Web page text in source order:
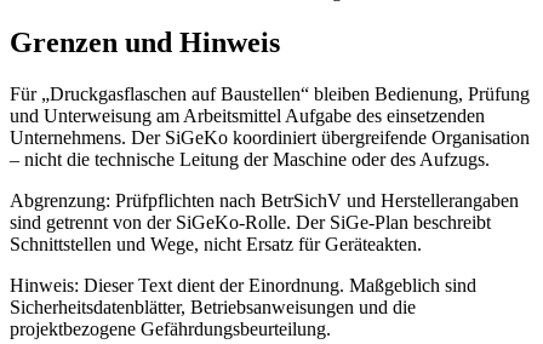
Grenzen und Hinweis
Für „Druckgasflaschen auf Baustellen“ bleiben Bedienung, Prüfung
und Unterweisung am Arbeitsmittel Aufgabe des einsetzenden
Unternehmens. Der SiGeKo koordiniert übergreifende Organisation
– nicht die technische Leitung der Maschine oder des Aufzugs.
Abgrenzung: Prüfpflichten nach BetrSichV und Herstellerangaben
sind getrennt von der SiGeKo-Rolle. Der SiGe-Plan beschreibt
Schnittstellen und Wege, nicht Ersatz für Geräteakten.
Hinweis: Dieser Text dient der Einordnung. Maßgeblich sind
Sicherheitsdatenblätter, Betriebsanweisungen und die
projektbezogene Gefährdungsbeurteilung.